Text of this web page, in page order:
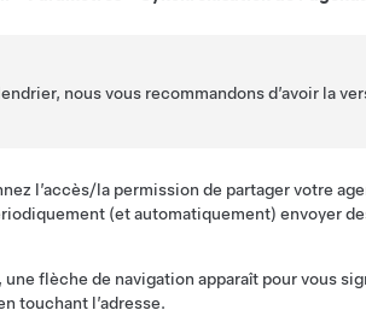
nous vous recommandons d’avoir la
l’accès/la permission de partager votre
(et automatiquement) envoyer
flèche de navigation apparaît pour vous
touchant l’adresse.